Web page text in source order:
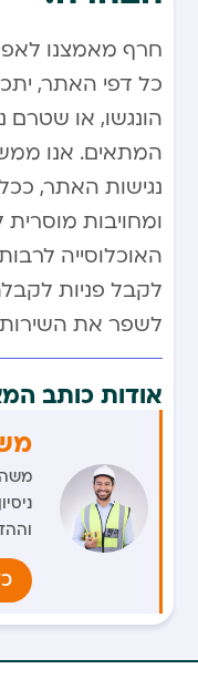
חרף מאמצנו
כל דפי האתר,
הונגשו, או שטרם
המתאים. אנו
נגישות האתר,
ומחויבות
האוכלוסייה
לקבל פניות
לשפר את
אודות כותב